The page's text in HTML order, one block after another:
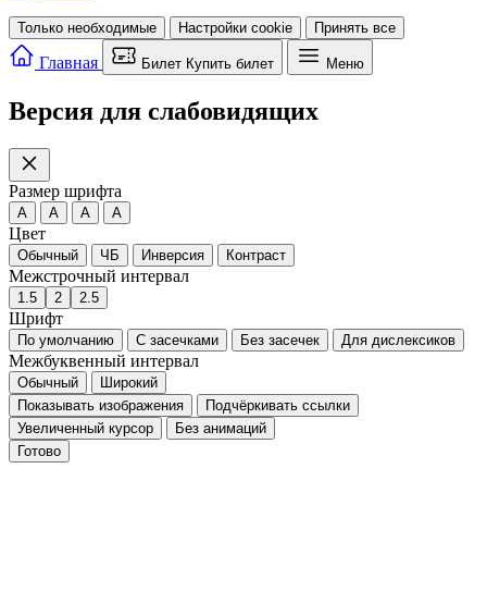
Только необходимые Настройки cookie Принять все
Главная Билет Купить билет Меню
Версия для слабовидящих
Размер шрифта
A A A A
Цвет
Обычный ЧБ Инверсия Контраст
Межстрочный интервал
1.5 2 2.5
Шрифт
По умолчанию С засечками Без засечек Для дислексиков
Межбуквенный интервал
Обычный
Широкий
Показывать изображения
Подчёркивать ссылки
Увеличенный курсор
Без анимаций
Готово